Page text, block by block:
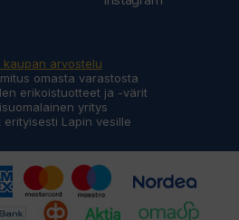
kaupan arvostelu
omasta varastosta
erikoistuotteet ja -värit
yritys
erityisesti Lapin vesille